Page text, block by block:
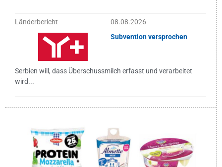
Länderbericht
08.08.2026
Subvention versprochen
Serbien will, dass Überschussmilch erfasst und verarbeitet
wird...